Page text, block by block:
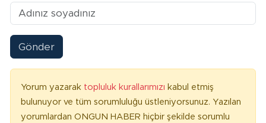
Gönder
Yorum yazarak topluluk kurallarımızı kabul etmiş
bulunuyor ve tüm sorumluluğu üstleniyorsunuz. Yazılan
yorumlardan ONGUN HABER hiçbir şekilde sorumlu